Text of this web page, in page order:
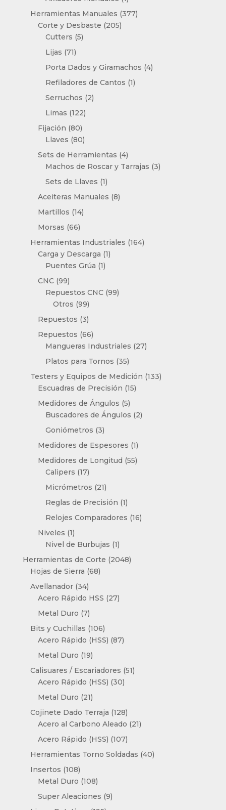
producto
Herramientas Manuales 377377
Corte y Desbaste 205205
Cutters 55
Lijas 7171
productos
Porta Dados y Giramachos 44
Refiladores de Cantos 11
Serruchos 22
Limas 122122
Fijación 8080
productos
Llaves 8080
productos
Sets de Herramientas 44
productos
Machos de Roscar y Tarrajas 33
Sets de Llaves 11
producto
Aceiteras Manuales 88
Martillos 1414
Morsas 6666
productos
Herramientas Industriales 164164
Carga y Descarga 11
Puentes Grúa 11
CNC 9999
productos
Repuestos CNC 9999
Otros 9999
productos
Repuestos 33
productos
Repuestos 6666
productos
Mangueras Industriales 2727
Platos para Tornos 3535
productos
Testers y Equipos de Medición 133133
Escuadras de Precisión 1515
Medidores de Ángulos 55
productos
Buscadores de Ángulos 22
Goniómetros 33
productos
Medidores de Espesores 11
producto
Medidores de Longitud 5555
Calipers 1717
productos
Micrómetros 2121
productos
Reglas de Precisión 11
producto
Relojes Comparadores 1616
Niveles 11
producto
Nivel de Burbujas 11
producto
Herramientas de Corte 20482048
Hojas de Sierra 6868
Avellanador 3434
productos
Acero Rápido HSS 2727
Metal Duro 77
productos
Bits y Cuchillas 106106
productos
Acero Rápido (HSS) 8787
Metal Duro 1919
productos
Calisuares / Escariadores 5151
Acero Rápido (HSS) 3030
Metal Duro 2121
productos
Cojinete Dado Terraja 128128
productos
Acero al Carbono Aleado 2121
Acero Rápido (HSS) 107107
productos
Herramientas Torno Soldadas 4040
Insertos 108108
productos
Metal Duro 108108
productos
Super Aleaciones 99